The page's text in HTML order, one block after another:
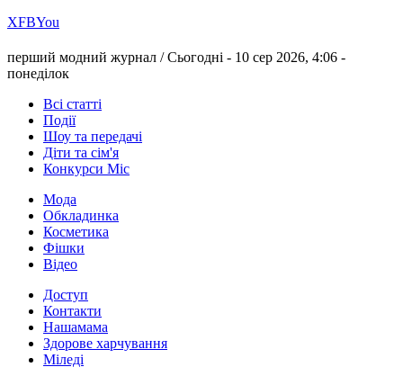
ХFBYou
перший модний журнал /Сьогодні - 10 сер 2026, 4:06 -
понеділок
Всі статті
Події
Шоу та передачі
Діти та сім'я
Конкурси Міс
Мода
Обкладинка
Косметика
Фішки
Відео
Доступ
Контакти
Нашамама
Здорове харчування
Міледі